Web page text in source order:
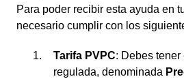
Para poder recibir esta ayuda en
necesario cumplir con los
Tarifa PVPC: Debes tener
regulada, denominada